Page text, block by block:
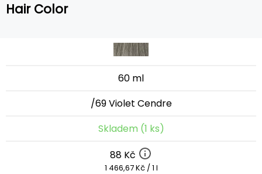
Hair Color
60 ml
/69 Violet Cendre
Skladem (1 ks)
88 Kč
1 466,67 Kč / 1 l